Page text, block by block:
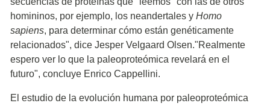
homininos, por ejemplo, los neandertales y Homo
sapiens, para determinar cómo están genéticamente
relacionados", dice Jesper Velgaard Olsen."Realmente
espero ver lo que la paleoproteómica revelará en el
futuro", concluye Enrico Cappellini.
El estudio de la evolución humana por paleoproteómica